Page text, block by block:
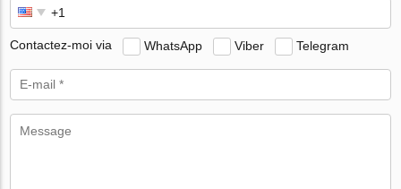
Contactez-moi via WhatsApp Viber Telegram